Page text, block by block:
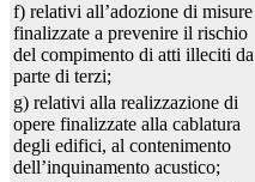
f) relativi all’adozione di misure
finalizzate a prevenire il rischio
del compimento di atti illeciti da
parte di terzi;
g) relativi alla realizzazione di
opere finalizzate alla cablatura
degli edifici, al contenimento
dell’inquinamento acustico;